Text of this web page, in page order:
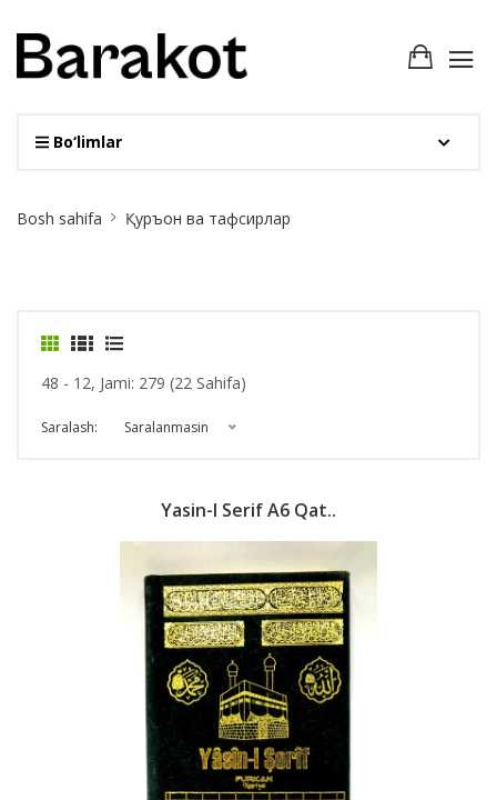
Bo‘limlar
Breadcrumb
Bosh sahifa Қуръон ва тафсирлар
48 - 12, Jami: 279 (22 Sahifa)
Saralash: Saralanmasin
Yasin-I Serif А6 Qat..